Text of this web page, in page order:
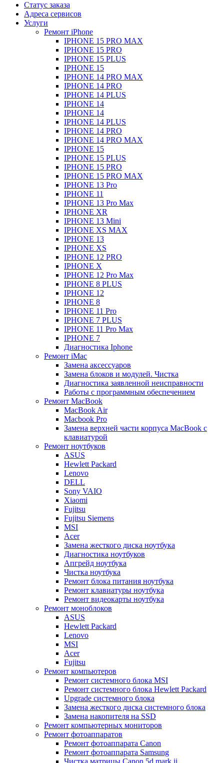
Статус заказа
Адреса сервисов
Услуги
Ремонт iPhone
IPHONE 15 PRO MAX
IPHONE 15 PRO
IPHONE 15 PLUS
IPHONE 15
IPHONE 14 PRO MAX
IPHONE 14 PRO
IPHONE 14 PLUS
IPHONE 14
IPHONE 14
IPHONE 14 PLUS
IPHONE 14 PRO
IPHONE 14 PRO MAX
IPHONE 15
IPHONE 15 PLUS
IPHONE 15 PRO
IPHONE 15 PRO MAX
IPHONE 13 Pro
IPHONE 11
IPHONE 13 Pro Max
IPHONE XR
IPHONE 13 Mini
IPHONE XS MAX
IPHONE 13
IPHONE XS
IPHONE 12 PRO
IPHONE X
IPHONE 12 Pro Max
IPHONE 8 PLUS
IPHONE 12
IPHONE 8
IPHONE 11 Pro
IPHONE 7 PLUS
IPHONE 11 Pro Max
IPHONE 7
Диагностика Iphone
Ремонт iMac
Замена аксессуаров
Замена блоков и модулей. Чистка
Диагностика заявленной неисправности
Работы с программным обеспечением
Ремонт MacBook
MacBook Air
Macbook Pro
Замена верхней части корпуса MacBook с
клавиатурой
Ремонт ноутбуков
ASUS
Hewlett Packard
Lenovo
DELL
Sony VAIO
Xiaomi
Fujitsu
Fujitsu Siemens
MSI
Acer
Замена жесткого диска ноутбука
Диагностика ноутбуков
Апгрейд ноутбука
Чистка ноутбука
Ремонт блока питания ноутбука
Ремонт клавиатуры ноутбука
Ремонт видеокарты ноутбука
Ремонт моноблоков
ASUS
Hewlett Packard
Lenovo
MSI
Acer
Fujitsu
Ремонт компьютеров
Ремонт системного блока MSI
Ремонт системного блока Hewlett Packard
Upgrade системного блока
Замена жесткого диска системного блока
Замена накопителя на SSD
Ремонт компьютерных мониторов
Ремонт фотоаппаратов
Ремонт фотоаппарата Canon
Ремонт фотоаппарата Samsung
Чистка матрицы Canon 5d mark ii